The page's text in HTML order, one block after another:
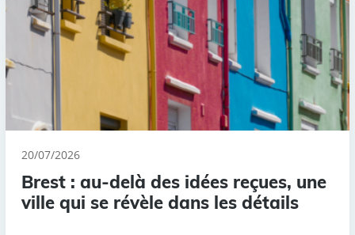
20/07/2026
Brest : au-delà des idées reçues, une
ville qui se révèle dans les détails